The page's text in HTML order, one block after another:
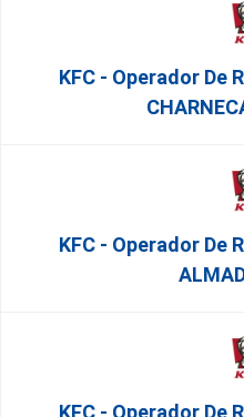
KFC - Operador
KFC - Operador
KFC - Operador